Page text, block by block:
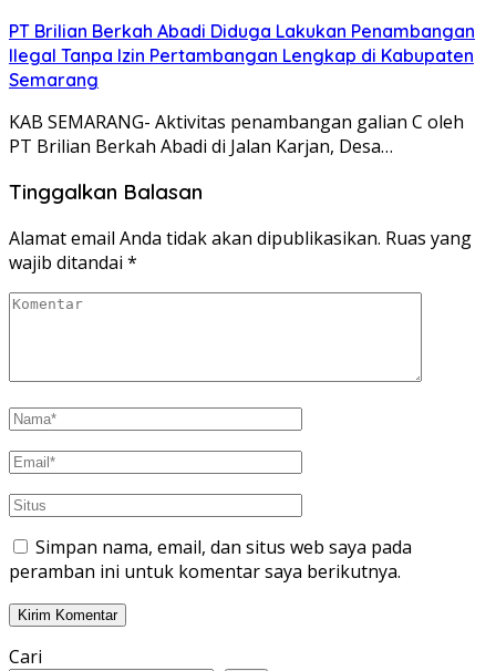
PT Brilian Berkah Abadi Diduga Lakukan Penambangan
Ilegal Tanpa Izin Pertambangan Lengkap di Kabupaten
Semarang
KAB SEMARANG- Aktivitas penambangan galian C oleh
PT Brilian Berkah Abadi di Jalan Karjan, Desa…
Tinggalkan Balasan
Alamat email Anda tidak akan dipublikasikan. Ruas yang
wajib ditandai *
Simpan nama, email, dan situs web saya pada
peramban ini untuk komentar saya berikutnya.
Cari